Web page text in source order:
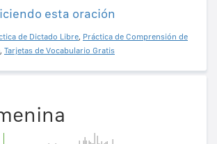
esta oración
de Dictado Libre, Práctica de Comprensión de
, Tarjetas de Vocabulario Gratis